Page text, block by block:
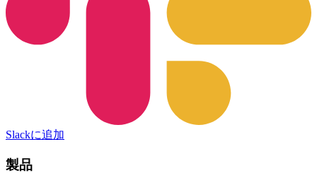
Slackに追加
製品